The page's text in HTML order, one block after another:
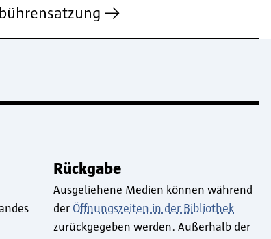
Rückgabe
Ausgeliehene Medien können während
der Öffnungszeiten in der Bibliothek
zurückgegeben werden. Außerhalb der